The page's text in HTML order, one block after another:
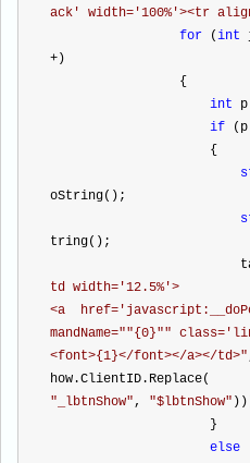
ack' width='100%'><tr
for (int
+ )
                 {
int p
if (p
                     {
oString();
tring();
td width='12.5%'>
<a
mandName=""{0}""
<font>{1}</font></a></td>"
how.ClientID.Replace(
" _lbtnShow", "$lbtnShow"
                     }
else